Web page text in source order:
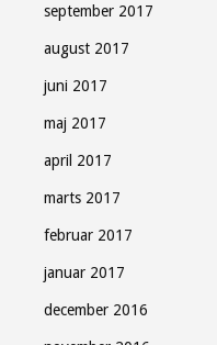
september 2017
august 2017
juni 2017
maj 2017
april 2017
marts 2017
februar 2017
januar 2017
december 2016